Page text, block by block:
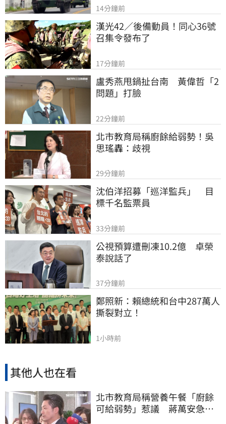
14分鐘前
漢光42／後備動員！同心36號
召集令發布了
17分鐘前
盧秀燕甩鍋扯台南　黃偉哲「2
問題」打臉
22分鐘前
北市教育局稱廚餘給弱勢！吳
思瑤轟：歧視
29分鐘前
沈伯洋招募「巡洋監兵」　目
標千名監票員
33分鐘前
公視預算遭刪凍10.2億　卓榮
泰說話了
37分鐘前
鄭照新：賴總統和台中287萬人
撕裂對立！
1小時前
其他人也在看
北市教育局稱營養午餐「廚餘
可給弱勢」惹議 蔣萬安急